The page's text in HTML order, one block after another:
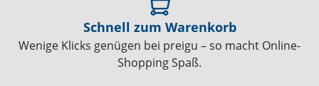
Schnell zum Warenkorb
Wenige Klicks genügen bei preigu – so macht Online-
Shopping Spaß.